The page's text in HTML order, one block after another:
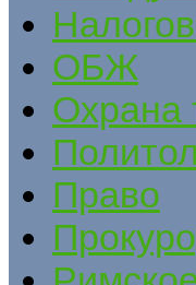
ОБЖ
Охрана
Право